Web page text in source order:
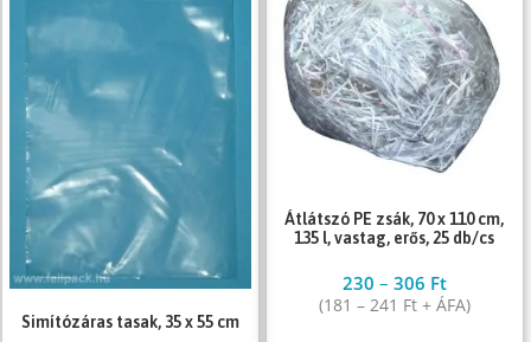
Simítózáras tasak, 35 x 55 cm
Átlátszó PE zsák, 70 x 110 cm,
135 l, vastag, erős, 25 db/cs
230 – 306 Ft
(181 – 241 Ft+ ÁFA)